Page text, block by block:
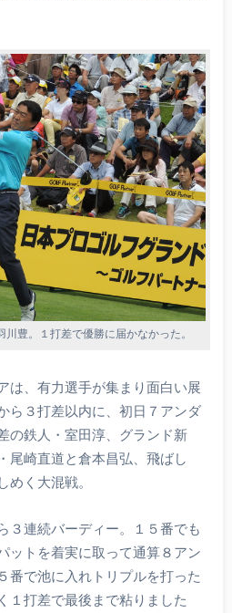
豊。１打差で優勝に届かなかった。
は、有力選手が集まり面白い展
ら３打差以内に、初日７アンダ
の鉄人・室田淳、グランド新
尾崎直道と倉本昌弘、飛ばし
めく大混戦。
３連続バーディー。１５番でも
ットを着実に取って通算８アン
番で池に入れトリプルを打った
１打差で最後まで粘りました